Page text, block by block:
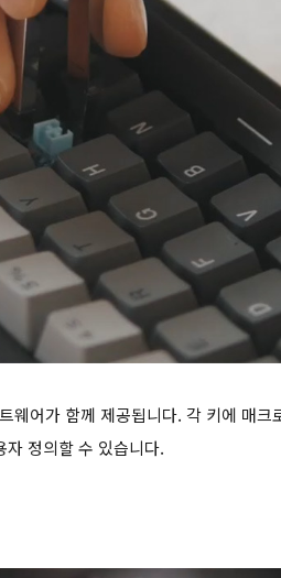
웨어가 함께 제공됩니다. 각 키에 매크
정의할 수 있습니다.